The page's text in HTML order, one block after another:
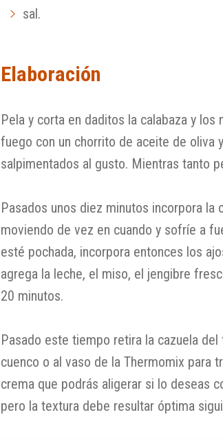
sal.
Elaboración
Pela y corta en daditos la calabaza y los
fuego con un chorrito de aceite de oliva
salpimentados al gusto. Mientras tanto
Pasados unos diez minutos incorpora la
moviendo de vez en cuando y sofríe a
esté pochada, incorpora entonces los
agrega la leche, el miso, el jengibre
20 minutos.
Pasado este tiempo retira la cazuela
cuenco o al vaso de la Thermomix para
crema que podrás aligerar si lo deseas
pero la textura debe resultar óptima